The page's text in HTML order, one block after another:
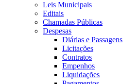
Leis Municipais
Editais
Chamadas Públicas
Despesas
Diárias e Passagens
Licitações
Contratos
Empenhos
Liquidações